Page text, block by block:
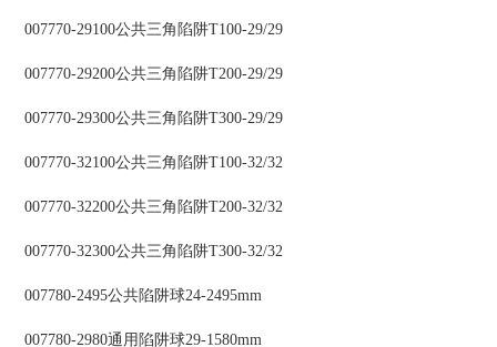
007770-29100公共三角陷阱T100-29/29
007770-29200公共三角陷阱T200-29/29
007770-29300公共三角陷阱T300-29/29
007770-32100公共三角陷阱T100-32/32
007770-32200公共三角陷阱T200-32/32
007770-32300公共三角陷阱T300-32/32
007780-2495公共陷阱球24-2495mm
007780-2980通用陷阱球29-1580mm